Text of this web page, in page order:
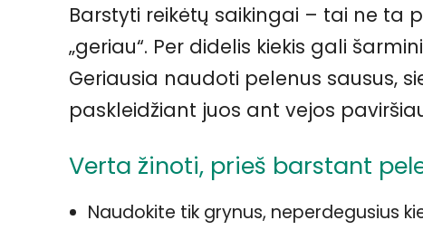
Barstyti reikėtų saikingai – tai ne ta
„geriau“. Per didelis kiekis gali
Geriausia naudoti pelenus sausus,
paskleidžiant juos ant vejos
Verta žinoti, prieš barstant
Naudokite tik grynus, neperdegusius